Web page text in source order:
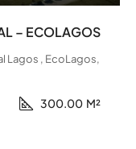
– ECOLAGOS
Lagos , EcoLagos,
300.00 M²